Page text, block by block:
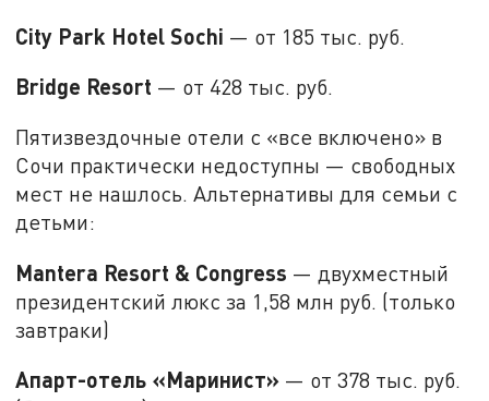
City Park Hotel Sochi — от 185 тыс. руб.
Bridge Resort — от 428 тыс. руб.
Пятизвездочные отели с «все включено» в
Сочи практически недоступны — свободных
мест не нашлось. Альтернативы для семьи с
детьми:
Mantera Resort & Congress — двухместный
президентский люкс за 1,58 млн руб. (только
завтраки)
Апарт-отель «Маринист» — от 378 тыс. руб.